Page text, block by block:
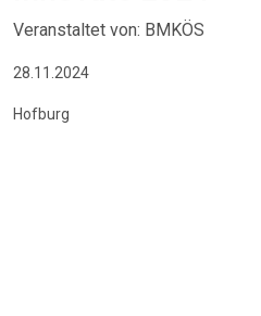
Veranstaltet von: BMKÖS
28.11.2024
Hofburg